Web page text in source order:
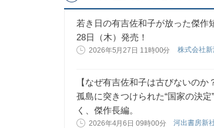
若き日の有吉佐和子が放った傑作
28日（木）発売！
2026年5月27日 11時00分 株式会社新
【なぜ有吉佐和子は古びないの
孤島に突きつけられた“国家の決
く、傑作長編。
2026年4月6日 09時00分 河出書房新